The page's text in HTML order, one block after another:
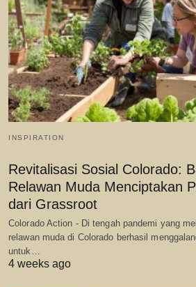
INSPIRATION
Revitalisasi Sosial Colorado:
Relawan Muda Menciptakan
dari Grassroot
Colorado Action - Di tengah pandemi yang
relawan muda di Colorado berhasil
untuk…
4 weeks ago